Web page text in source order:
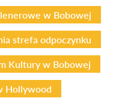
w Bobowej
strefa odpoczynku
Kultury w Bobowej
Hollywood